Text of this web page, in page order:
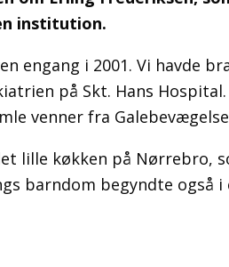
institution.
engang i 2001. Vi havde
på Skt. Hans
venner fra
lille køkken på Nørrebro,
barndom begyndte også